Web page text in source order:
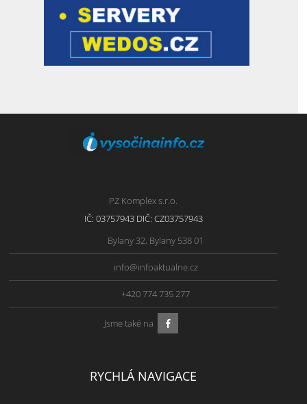
PZ Komplex s.r.o.
IČ: 03757943 DIČ: CZ03757943
Bylany 32, Bylany 538 01
info@infoaktualne.cz
+420 774 735 277
Jsme také na
RYCHLÁ NAVIGACE